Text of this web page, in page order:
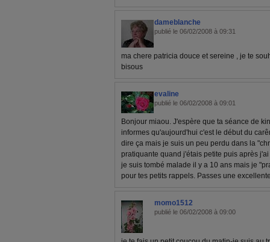
dameblanche
publié le 06/02/2008 à 09:31
ma chere patricia douce et sereine , je te
bisous
evaline
publié le 06/02/2008 à 09:01
Bonjour miaou. J'espère que ta séance de
informes qu'aujourd'hui c'est le début du
dire ça mais je suis un peu perdu dans la
pratiquante quand j'étais petite puis après
je suis tombé malade il y a 10 ans mais je
pour tes petits rappels. Passes une
momo1512
publié le 06/02/2008 à 09:00